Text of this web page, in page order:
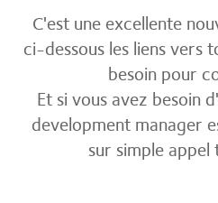
C'est une excellente
ci-dessous les liens vers
besoin pour
Et si vous avez besoin
development manager
sur simple appel